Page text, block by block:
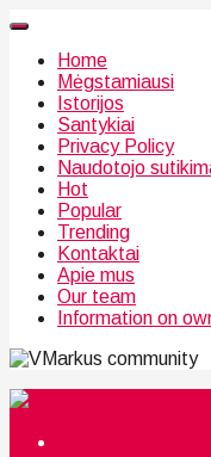
Home
Mėgstamiausi
Istorijos
Santykiai
Privacy Policy
Naudotojo
Hot
Popular
Trending
Kontaktai
Apie mus
Our team
Information on
community